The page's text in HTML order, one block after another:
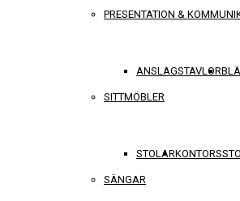
PRESENTATION &
ANSLAGSTAVLOR
SITTMÖBLER
STOLAR
SÄNGAR